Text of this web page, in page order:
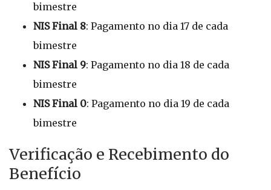
bimestre
NIS Final 8: Pagamento no dia 17 de cada
bimestre
NIS Final 9: Pagamento no dia 18 de cada
bimestre
NIS Final 0: Pagamento no dia 19 de cada
bimestre
Verificação e Recebimento do
Benefício